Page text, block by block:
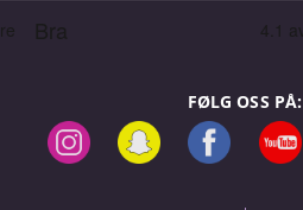
FØLG OSS PÅ: